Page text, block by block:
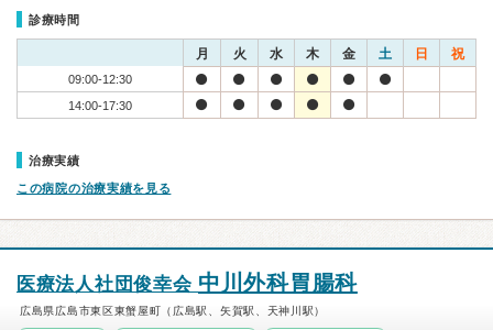
診療時間
月 火 水 木 金 土 日 祝
09:00-12:30
14:00-17:30
治療実績
この病院の治療実績を見る
医療法人社団俊幸会 中川外科胃腸科
広島県広島市東区東蟹屋町（広島駅、矢賀駅、天神川駅）